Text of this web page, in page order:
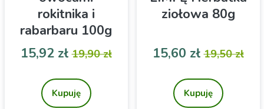
rokitnika i
rabarbaru 100g
Natura Wita
Cena
15,92 złCena podstawowa
19,90 zł
Kupuję
ziołowa 80g
ziołowa do zaparzania NA
LIMFĘ 80g. Suplement
diety, która będzie
Cena
15,60 złCena
19,50 zł
Kupuję